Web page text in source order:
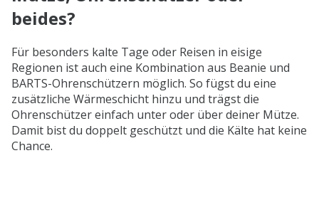
beides?
Für besonders kalte Tage oder Reisen in eisige
Regionen ist auch eine Kombination aus Beanie und
BARTS-Ohrenschützern möglich. So fügst du eine
zusätzliche Wärmeschicht hinzu und trägst die
Ohrenschützer einfach unter oder über deiner Mütze.
Damit bist du doppelt geschützt und die Kälte hat keine
Chance.